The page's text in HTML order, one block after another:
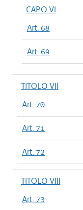
CAPO VI
Art. 68
Art. 69
TITOLO VII
Art. 70
Art. 71
Art. 72
TITOLO VIII
Art. 73